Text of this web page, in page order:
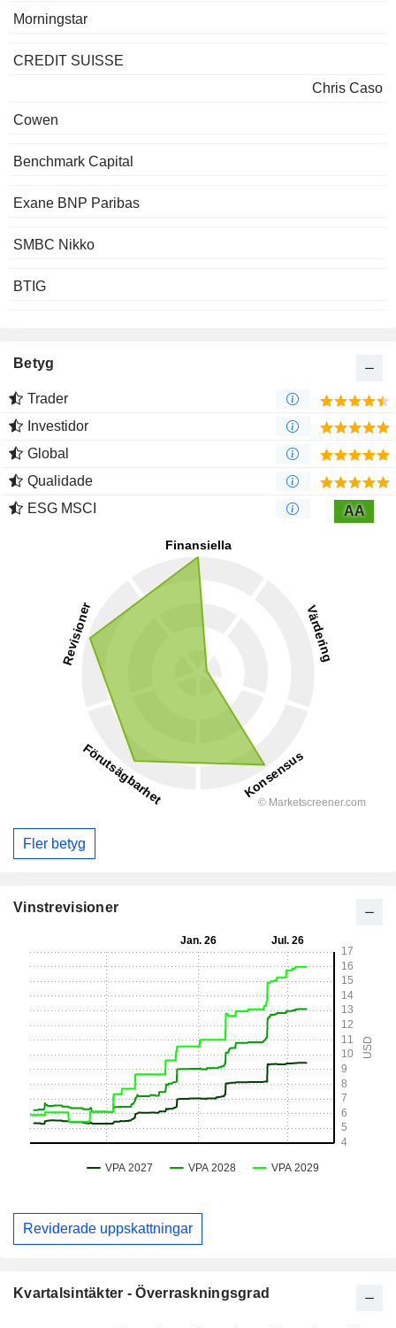
Morningstar
CREDIT SUISSE
Chris Caso
Cowen
Benchmark Capital
Exane BNP Paribas
SMBC Nikko
BTIG
Betyg
Trader
Investidor
Global
Qualidade
ESG MSCI
AA
Fler betyg
Vinstrevisioner
Reviderade uppskattningar
Kvartalsintäkter - Överraskningsgrad